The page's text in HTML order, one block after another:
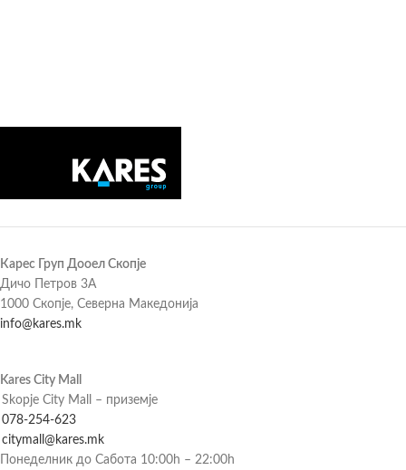
Карес Груп Дооел Скопје
Дичо Петров 3А
1000 Скопје, Северна Македонија
info@kares.mk
Kares City Mall
Skopje City Mall – приземје
078-254-623
citymall@kares.mk
Понеделник до Сабота 10:00h – 22:00h